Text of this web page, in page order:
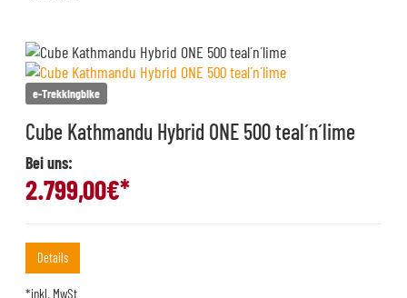
e-Trekkingbike
Cube Kathmandu Hybrid ONE 500 teal´n´lime
Bei uns:
2.799,00€*
Details
*inkl. MwSt